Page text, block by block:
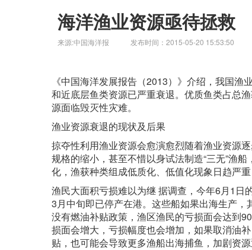
海洋渔业资源亟待拯救
来源:中国海洋报 发布时间：2015-05-20 15:53:50
《中国海洋发展报告（2013）》介绍，我国
和近底层鱼类资源已严重衰退。优质鱼类占总
源面临毁灭性灾难。
渔业资源衰退的现状及后果
掠夺性利用渔业资源会愈演愈烈随着渔业资源
规格的缩小，甚至不惜以身试法制造“三无”渔
化，渔获种类组成低质化、低值化现象日趋严
渔民大面积亏损难以为继 据调查，今年6月1日
3月中旬即已停产在港。这些船如果出海生产
没有燃油补贴政策，渔区渔民的亏损面会达到
损面会增大，亏损幅度也会增加，如果取消油
贴，也可能会导致更多渔船出海捕鱼，加剧资源